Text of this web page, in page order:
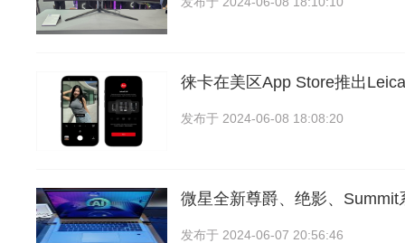
徕卡在美区App Store推出
发布于 2024-06-08 18:08:20
微星全新尊爵、绝影、Summit
发布于 2024-06-07 20:56:46